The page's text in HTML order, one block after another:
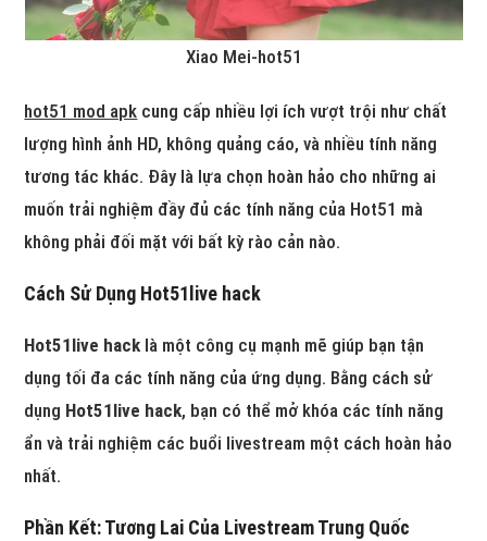
Xiao Mei-hot51
hot51 mod apk cung cấp nhiều lợi ích vượt trội như chất
lượng hình ảnh HD, không quảng cáo, và nhiều tính năng
tương tác khác. Đây là lựa chọn hoàn hảo cho những ai
muốn trải nghiệm đầy đủ các tính năng của Hot51 mà
không phải đối mặt với bất kỳ rào cản nào.
Cách Sử Dụng Hot51live hack
Hot51live hack là một công cụ mạnh mẽ giúp bạn tận
dụng tối đa các tính năng của ứng dụng. Bằng cách sử
dụng Hot51live hack, bạn có thể mở khóa các tính năng
ẩn và trải nghiệm các buổi livestream một cách hoàn hảo
nhất.
Phần Kết: Tương Lai Của Livestream Trung Quốc